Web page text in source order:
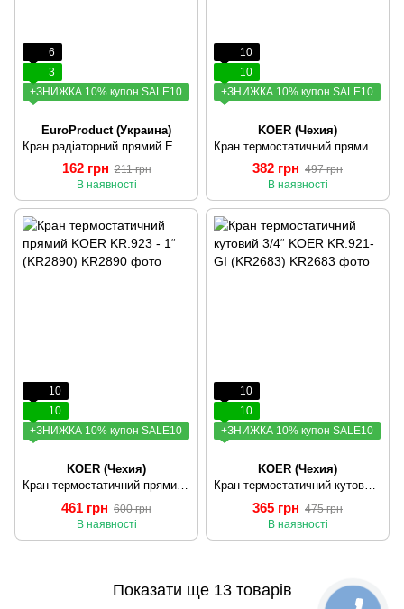
6
3
+ЗНИЖКА 10% купон SALE10
EuroProduct (Украина)
162 грн 211 грн
В наявності
10
10
+ЗНИЖКА 10% купон SALE10
KOER (Чехия)
382 грн 497 грн
В наявності
10
10
+ЗНИЖКА 10% купон SALE10
KOER (Чехия)
Кран термостатичний прямий KOER KR.923 - 1“ (KR2890)
461 грн 600 грн
В наявності
10
10
+ЗНИЖКА 10% купон SALE10
KOER (Чехия)
Кран термостатичний кутовий 3/4“ KOER KR.921-GI (KR2683)
365 грн 475 грн
В наявності
Показати ще 13 товарів